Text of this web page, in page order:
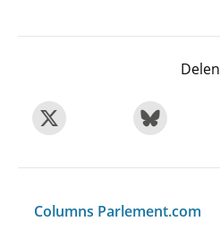
Delen
Columns Parlement.com